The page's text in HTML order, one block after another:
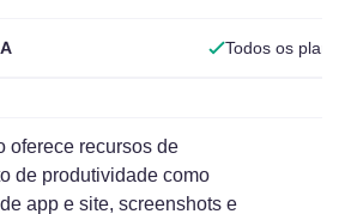
Todos os planos
oferece recursos de
de produtividade como
app e site, screenshots e